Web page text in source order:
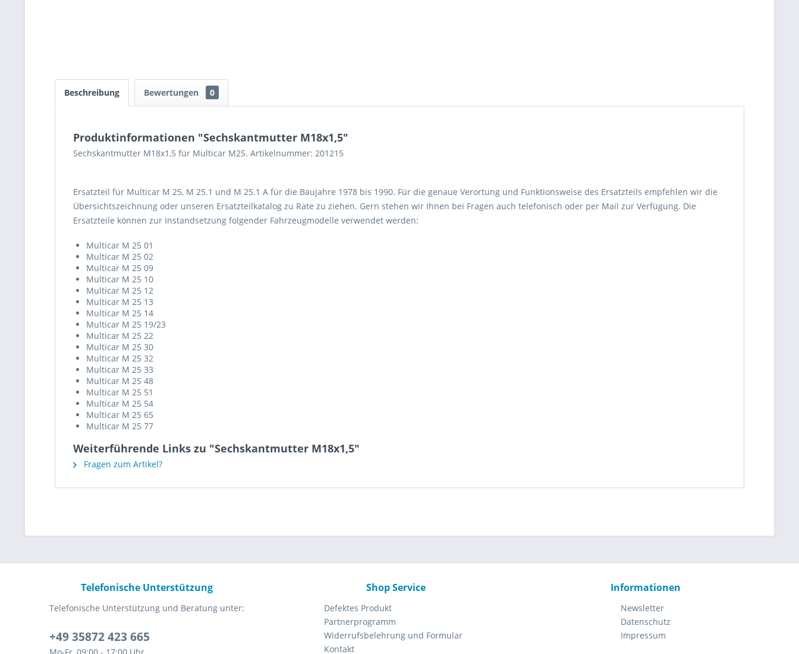
Beschreibung Bewertungen 0
Produktinformationen "Sechskantmutter M18x1,5"
Sechskantmutter M18x1,5 für Multicar M25. Artikelnummer: 201215
Ersatzteil für Multicar M 25, M 25.1 und M 25.1 A für die Baujahre 1978 bis 1990. Für die genaue Verortung und Funktionsweise des Ersatzteils empfehlen wir die
Übersichtszeichnung oder unseren Ersatzteilkatalog zu Rate zu ziehen. Gern stehen wir Ihnen bei Fragen auch telefonisch oder per Mail zur Verfügung. Die
Ersatzteile können zur Instandsetzung folgender Fahrzeugmodelle verwendet werden:
Multicar M 25 01
Multicar M 25 02
Multicar M 25 09
Multicar M 25 10
Multicar M 25 12
Multicar M 25 13
Multicar M 25 14
Multicar M 25 19/23
Multicar M 25 22
Multicar M 25 30
Multicar M 25 32
Multicar M 25 33
Multicar M 25 48
Multicar M 25 51
Multicar M 25 54
Multicar M 25 65
Multicar M 25 77
Weiterführende Links zu "Sechskantmutter M18x1,5"
Fragen zum Artikel?
Telefonische Unterstützung
Telefonische Unterstützung und Beratung unter:
+49 35872 423 665
Shop Service
Defektes Produkt
Partnerprogramm
Widerrufsbelehrung und Formular
Kontakt
Informationen
Newsletter
Datenschutz
Impressum